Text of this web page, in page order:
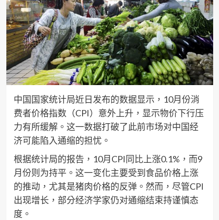
中国国家统计局近日发布的数据显示，10月份消
费者价格指数（CPI）意外上升，显示物价下行压
力有所缓解。这一数据打破了此前市场对中国经
济可能陷入通缩的担忧。
根据统计局的报告，10月CPI同比上涨0.1%，而9
月份则为持平。这一变化主要受到食品价格上涨
的推动，尤其是猪肉价格的反弹。然而，尽管CPI
出现增长，部分经济学家仍对通缩结束持谨慎态
度。